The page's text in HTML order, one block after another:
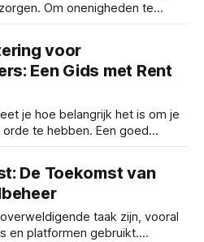
Om onenigheden te
Dit artikel licht toe hoe de
en verhuurder zich
van de Vlaamse overheid.
voor
Een Gids met Rent
je hoe belangrijk het is om je
te hebben. Een goed
In deze blog delen we enkele
beheer en laten we zien hoe
De Toekomst van
taak zijn, vooral
en platformen gebruikt.